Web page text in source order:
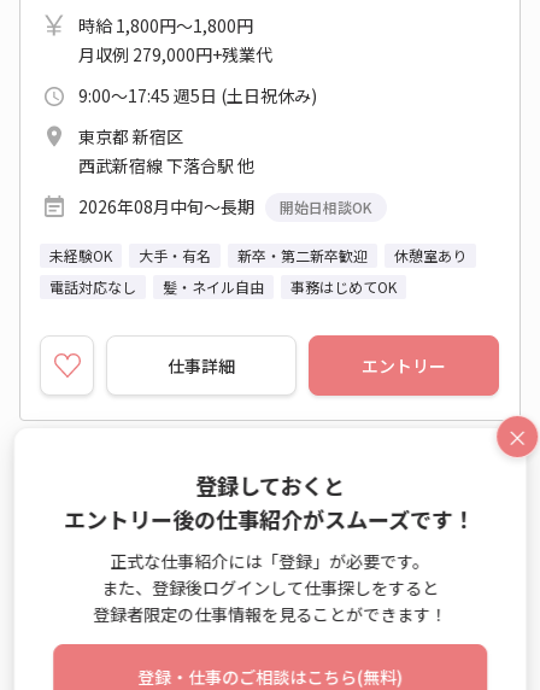
時給 1,800円～1,800円
月収例 279,000円+残業代
9:00～17:45 週5日 (土日祝休み)
東京都 新宿区
西武新宿線 下落合駅 他
2026年08月中旬～長期
開始日相談OK
未経験OK 大手・有名 新卒・第二新卒歓迎
休憩室あり
電話対応なし
髪・ネイル自由 事務はじめてOK
仕事詳細 エントリー
【電話なし】高田馬場駅徒歩10分☆レセプト業
務のオシゴト☆彡
レセプト業務 / データエントリー業務 / 一般事務・OA事
×
登録しておくと
エントリー後の仕事紹介がスムーズです！
正式な仕事紹介には「登録」が必要です。
また、登録後ログインして仕事探しをすると
登録者限定の仕事情報を見ることができます！
登録・仕事のご相談はこちら(無料)